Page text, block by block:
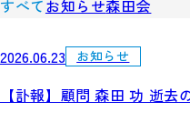
すべてお知らせ森田会
2026.06.23 お知らせ
【訃報】顧問 森田 功 逝